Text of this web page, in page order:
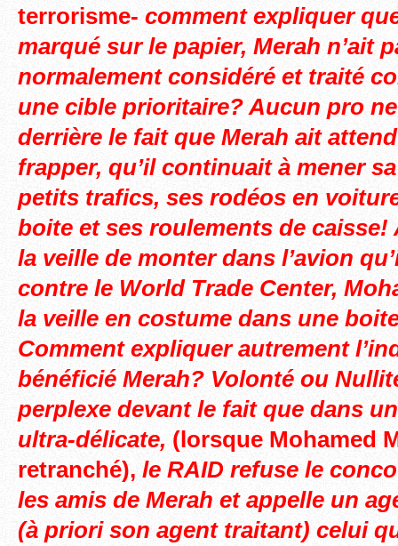
terrorisme- comment expliquer
marqué sur le papier, Merah n’ait
normalement considéré et traité
une cible prioritaire? Aucun pro
derrière le fait que Merah ait
frapper, qu’il continuait à mener
petits trafics, ses rodéos en
boite et ses roulements de caisse!
la veille de monter dans l’avion
contre le World Trade Center,
la veille en costume dans une
Comment expliquer autrement
bénéficié Merah? Volonté ou
perplexe devant le fait que dans
ultra-délicate, (lorsque Mohamed
retranché), le RAID refuse le
les amis de Merah et appelle un
(à priori son agent traitant) celui